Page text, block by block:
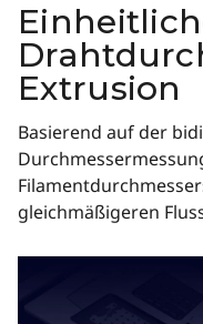
Extrusion
Basierend auf der
gleichmäßigeren